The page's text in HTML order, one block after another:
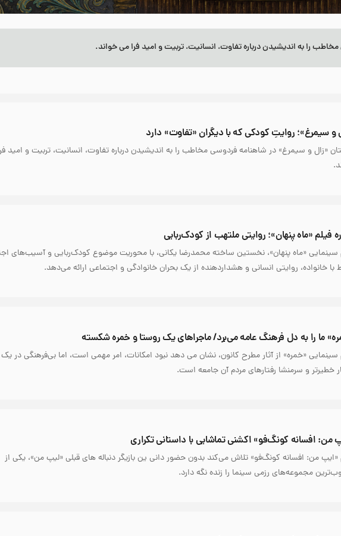
را به اندیشیدن درباره تفاوت، انسانیت، تربیت و امید فرا می خواند.
و سیمرغ»؛ روایتِ کودکی که با دیگران «تفاوت» دارد
«زال و سیمرغ» در شاهنامه فردوسی مخاطب را به اندیشیدن درباره تفاوت، انسانیت، تربیت و امید
فیلم «ماه پنهان»؛ روایتی ملتهب از کودک‌ربایی
سینمایی «ماه پنهان»، نخستین ساخته محمدرضا یکانی، با محوریت موضوع کودک‌ربایی و آسیب‌های
با خانواده، روایتی انسانی و هشداردهنده از یک بحران خانوادگی و اجتماعی ارائه می‌دهد.
ما را به دل فرهنگ عامه می‌برد/ ماجراهای یک روستا و خمره شکسته
سینمایی «خمره» از آثار مطرح کانون، نشان می دهد نبود امکانات، امر مهمی است، اما بی‌فرهنگی در
خطیرتر و سرمنشا رفتارهای مردم آن جامعه است.
من: افسانه کونگ‌فو» اکشنی تماشایی با داستانی تکراری
«ایپ من: افسانه کونگ‌فو» تلاش می‌کند بدون حضور دانی ین بازیگر دنباله های قبلی «لیپ من»، یکی از
مجموعه‌های رزمی سینما را زنده نگه دارد.